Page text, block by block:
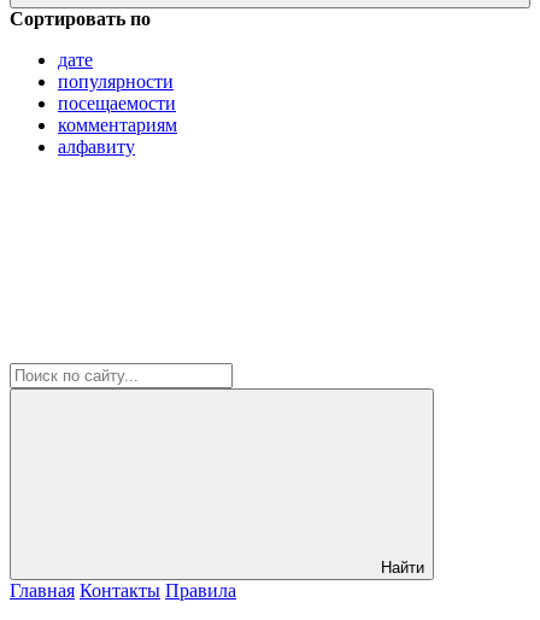
Сортировать по
дате
популярности
посещаемости
комментариям
алфавиту
Найти
Главная Контакты Правила